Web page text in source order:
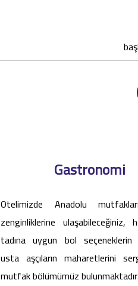
Gastronomi
Otelimizde Anadolu
zenginliklerine ulaşabileceğiniz,
tadına uygun bol seçeneklerin
usta aşçıların maharetlerini
mutfak bölümümüz bulunmaktadır.